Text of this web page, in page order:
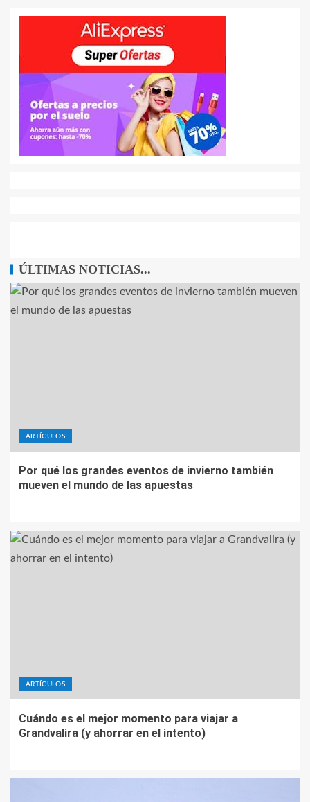
ÚLTIMAS NOTICIAS...
ARTÍCULOS
Por qué los grandes eventos de invierno también
mueven el mundo de las apuestas
ARTÍCULOS
Cuándo es el mejor momento para viajar a
Grandvalira (y ahorrar en el intento)